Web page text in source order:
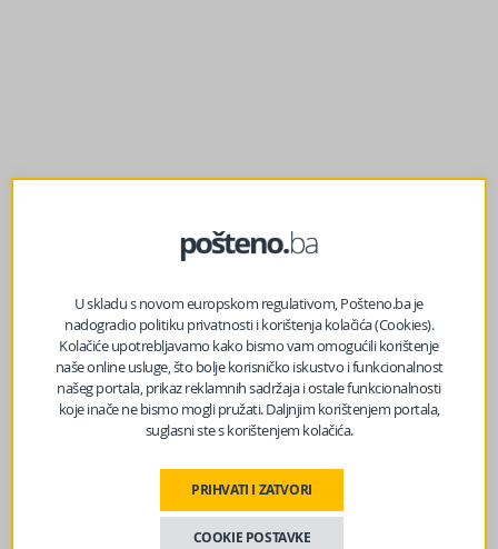
prethodni članak
Vukanović: Sklonili su gospođetinu Selmu Čabrić, a ovo
je njena nasljednica, imala 38 glasova u Doboju, o njoj ne
znamo ništa
Oručević: Ovoga puta ne smijemo odbiti Bechtel, kriv je
U skladu s novom europskom regulativom, Pošteno.ba je
nadogradio politiku privatnosti i korištenja kolačića (Cookies).
Kolačiće upotrebljavamo kako bismo vam omogućili korištenje
naše online usluge, što bolje korisničko iskustvo i funkcionalnost
našeg portala, prikaz reklamnih sadržaja i ostale funkcionalnosti
koje inače ne bismo mogli pružati. Daljnjim korištenjem portala,
suglasni ste s korištenjem kolačića.
PRIHVATI I ZATVORI
COOKIE POSTAVKE